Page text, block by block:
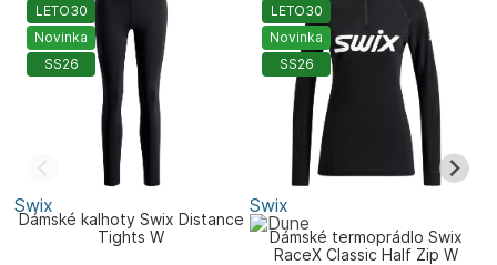
LETO30
Novinka
SS26
Swix
Dámské kalhoty Swix Distance
Tights W
LETO30
Novinka
SS26
Swix
Dámské termoprádlo Swix
RaceX Classic Half Zip W